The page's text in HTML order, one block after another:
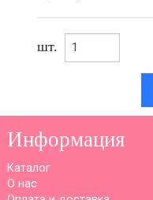
шт.
Информация
Каталог
О нас